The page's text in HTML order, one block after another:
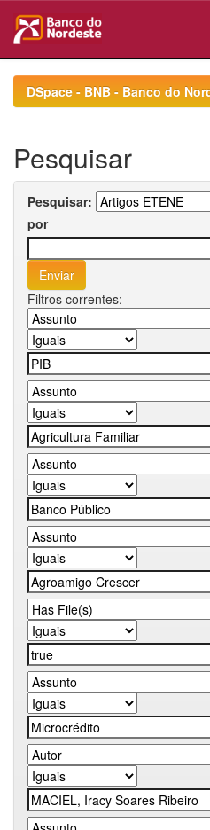
navigationDSpace - BNB - Banco do
Pesquisar
Pesquisar:
por
Filtros correntes: